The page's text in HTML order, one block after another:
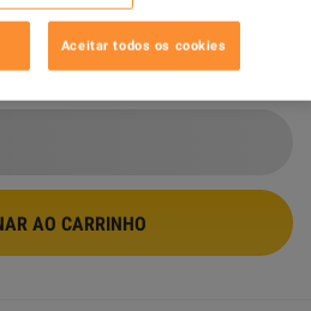
AO CARRINHO
Aceitar todos os cookies